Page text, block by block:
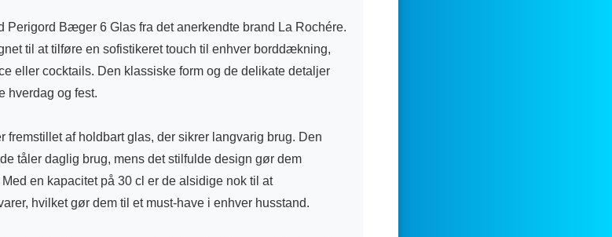
Perigord Bæger 6 Glas fra det anerkendte brand La Rochére.
til at tilføre en sofistikeret touch til enhver borddækning,
eller cocktails. Den klassiske form og de delikate detaljer
hverdag og fest.
fremstillet af holdbart glas, der sikrer langvarig brug. Den
tåler daglig brug, mens det stilfulde design gør dem
en kapacitet på 30 cl er de alsidige nok til at
hvilket gør dem til et must-have i enhver husstand.